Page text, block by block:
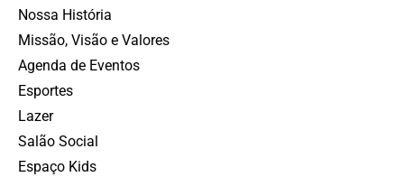
Nossa História
Missão, Visão e Valores
Agenda de Eventos
Esportes
Lazer
Salão Social
Espaço Kids